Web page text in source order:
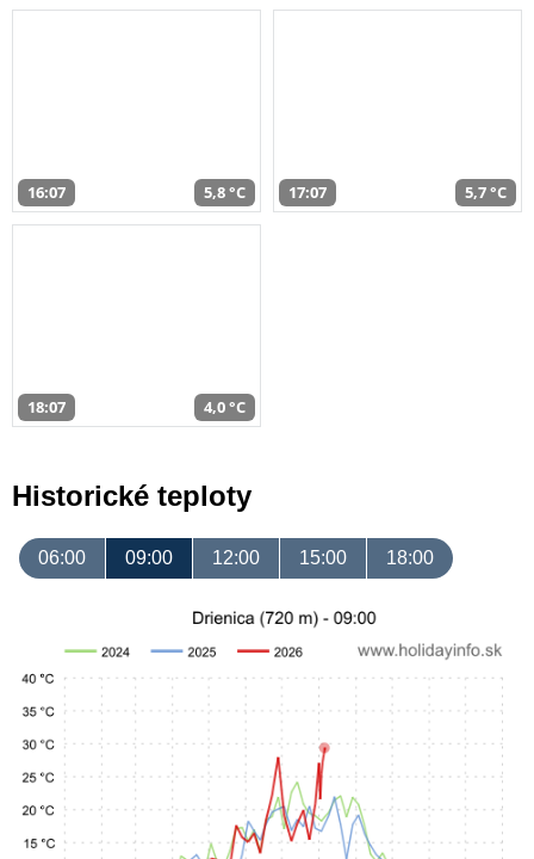
16:07 5,8 °C 17:07 5,7 °C
18:07 4,0 °C
Historické teploty
06:00 09:00 12:00 15:00 18:00